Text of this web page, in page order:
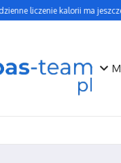
liczenie kalorii ma